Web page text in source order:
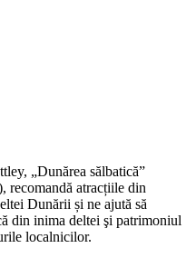
„Dunărea sălbatică”
atracțiile din
Dunării și ne ajută să
din inima deltei şi patrimoniul
localnicilor.